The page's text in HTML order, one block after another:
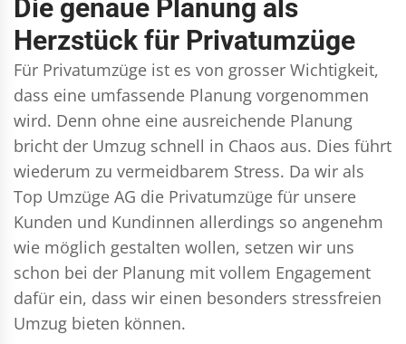
Die genaue Planung als
Herzstück für Privatumzüge
Für Privatumzüge ist es von grosser Wichtigkeit,
dass eine umfassende Planung vorgenommen
wird. Denn ohne eine ausreichende Planung
bricht der Umzug schnell in Chaos aus. Dies führt
wiederum zu vermeidbarem Stress. Da wir als
Top Umzüge AG die Privatumzüge für unsere
Kunden und Kundinnen allerdings so angenehm
wie möglich gestalten wollen, setzen wir uns
schon bei der Planung mit vollem Engagement
dafür ein, dass wir einen besonders stressfreien
Umzug bieten können.